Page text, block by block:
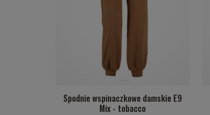
Spodnie wspinaczkowe damskie E9
Mix - tobacco